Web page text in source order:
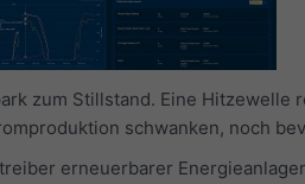
zum Stillstand. Eine
schwanken, noch
erneuerbarer